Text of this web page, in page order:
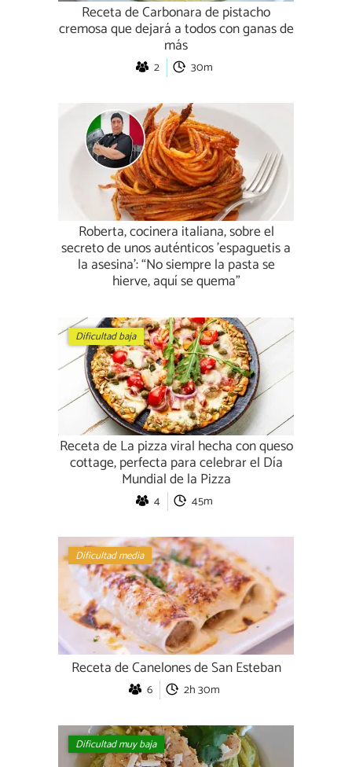
Receta de Carbonara de pistacho
cremosa que dejará a todos con ganas de
más
2 30m
Roberta, cocinera italiana, sobre el
secreto de unos auténticos 'espaguetis a
la asesina': “No siempre la pasta se
hierve, aquí se quema”
Dificultad baja
Receta de La pizza viral hecha con queso
cottage, perfecta para celebrar el Día
Mundial de la Pizza
4 45m
Dificultad media
Receta de Canelones de San Esteban
6 2h 30m
Dificultad muy baja